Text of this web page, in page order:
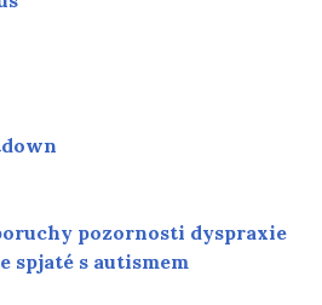
pozornosti dyspraxie
spjaté s autismem